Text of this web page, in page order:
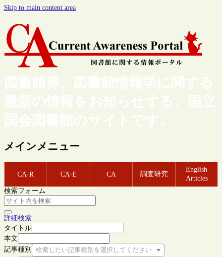
Skip to main content area
図書館界、図書館情報学に関する
最新の情報をお知らせする、国立
国会図書館のサイトです。
メインメニュー
CA-R CA-E CA 調査研究
English
Articles
検索フォーム
詳細検索
タイトル
本文
記事種別
検索したい記事種別を選択してください